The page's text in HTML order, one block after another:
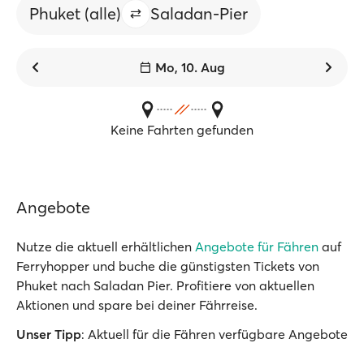
Phuket (alle) Saladan-Pier
Mo, 10. Aug
Keine Fahrten gefunden
Angebote
Nutze die aktuell erhältlichen Angebote für Fähren auf
Ferryhopper und buche die günstigsten Tickets von
Phuket nach Saladan Pier. Profitiere von aktuellen
Aktionen und spare bei deiner Fährreise.
Unser Tipp: Aktuell für die Fähren verfügbare Angebote